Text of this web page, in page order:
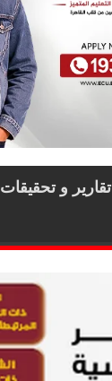
تقارير و تحقيقات